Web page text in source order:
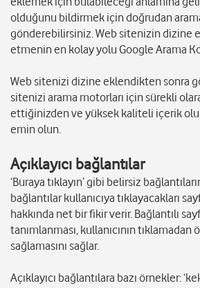
olduğunu bildirmek için doğrudan
gönderebilirsiniz. Web sitenizin dizine
etmenin en kolay yolu Google Arama
Web sitenizi dizine eklendikten sonra
sitenizi arama motorları için sürekli
ettiğinizden ve yüksek kaliteli içerik
emin olun.
Açıklayıcı bağlantılar
‘Buraya tıklayın’ gibi belirsiz
bağlantılar kullanıcıya tıklayacakları
hakkında net bir fikir verir. Bağlantılı
tanımlanması, kullanıcının tıklamadan
sağlamasını sağlar.
Açıklayıcı bağlantılara bazı örnekler: